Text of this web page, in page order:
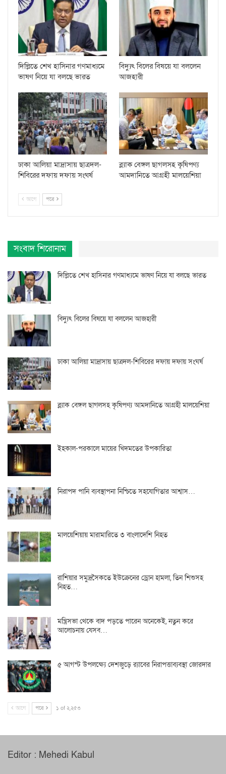
দিল্লিতে শেখ হাসিনার গণমাধ্যমে
ভাষণ নিয়ে যা বলছে ভারত
বিদ্যুৎ বিলের বিষয়ে যা বললেন
আজহারী
ঢাকা আলিয়া মাদ্রাসায় ছাত্রদল-
শিবিরের দফায় দফায় সংঘর্ষ
ব্ল্যাক বেঙ্গল ছাগলসহ কৃষিপণ্য
আমদানিতে আগ্রহী মালয়েশিয়া
আগে পরে
সংবাদ শিরোনাম
দিল্লিতে শেখ হাসিনার গণমাধ্যমে ভাষণ নিয়ে যা বলছে ভারত
বিদ্যুৎ বিলের বিষয়ে যা বললেন আজহারী
ঢাকা আলিয়া মাদ্রাসায় ছাত্রদল-শিবিরের দফায় দফায় সংঘর্ষ
ব্ল্যাক বেঙ্গল ছাগলসহ কৃষিপণ্য আমদানিতে আগ্রহী মালয়েশিয়া
ইহকাল-পরকালে মায়ের খিদমতের উপকারিতা
নিরাপদ পানি ব্যবস্থাপনা নিশ্চিতে সহযোগিতার আশ্বাস…
মালয়েশিয়ায় মারামারিতে ৩ বাংলাদেশি নিহত
রাশিয়ার সমুদ্রসৈকতে ইউক্রেনের ড্রোন হামলা, তিন শিশুসহ
নিহত…
মন্ত্রিসভা থেকে বাদ পড়তে পারেন অনেকেই, নতুন করে
আলোচনায় যেসব…
৫ আগস্ট উপলক্ষ্যে দেশজুড়ে র‌্যাবের নিরাপত্তাব্যবস্থা জোরদার
আগে পরে ১ of ২,২৫৩
Editor : Mehedi Kabul